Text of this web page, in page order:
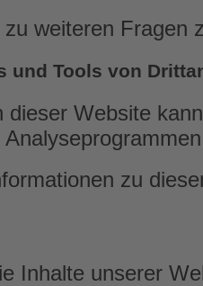
zu weiteren Fragen
und Tools von
dieser Website
zu
Inhalte unserer